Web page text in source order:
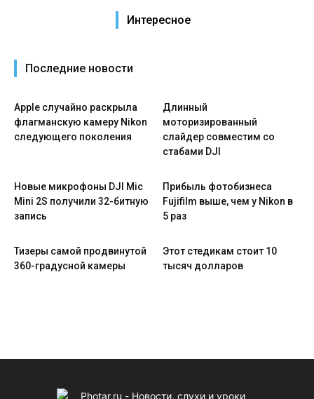
Интересное
Последние новости
Apple случайно раскрыла
флагманскую камеру Nikon
следующего поколения
Длинный
моторизированный
слайдер совместим со
стабами DJI
Новые микрофоны DJI Mic
Mini 2S получили 32-битную
запись
Прибыль фотобизнеса
Fujifilm выше, чем у Nikon в
5 раз
Тизеры самой продвинутой
360-градусной камеры
Этот стедикам стоит 10
тысяч долларов